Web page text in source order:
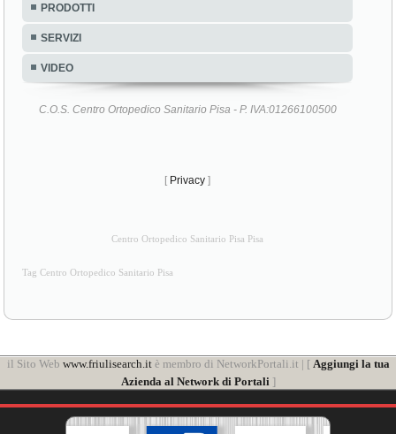
PRODOTTI
SERVIZI
VIDEO
C.O.S. Centro Ortopedico Sanitario Pisa - P. IVA:01266100500
[ Privacy ]
Centro Ortopedico Sanitario Pisa Pisa
Tag Centro Ortopedico Sanitario Pisa
il Sito Web www.friulisearch.itè membro di NetworkPortali.it | [ Aggiungi la tua
Azienda al Network di Portali ]